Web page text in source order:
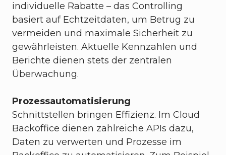
individuelle Rabatte – das Controlling
basiert auf Echtzeitdaten, um Betrug zu
vermeiden und maximale Sicherheit zu
gewährleisten. Aktuelle Kennzahlen und
Berichte dienen stets der zentralen
Überwachung.
Prozessautomatisierung
Schnittstellen bringen Effizienz. Im Cloud
Backoffice dienen zahlreiche APIs dazu,
Daten zu verwerten und Prozesse im